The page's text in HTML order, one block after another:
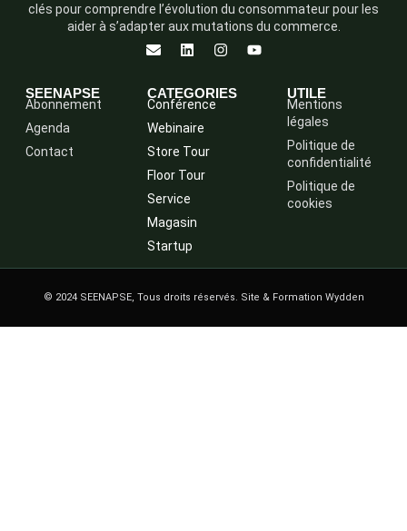
clés pour comprendre l’évolution du consommateur pour les
aider à s’adapter aux mutations du commerce.
SEENAPSE
Abonnement
Agenda
Contact
CATEGORIES
Conférence
Webinaire
Store Tour
Floor Tour
Service
Magasin
Startup
UTILE
Mentions
légales
Politique de
confidentialité
Politique de
cookies
© 2024 SEENAPSE, Tous droits réservés. Site & Formation Wydden